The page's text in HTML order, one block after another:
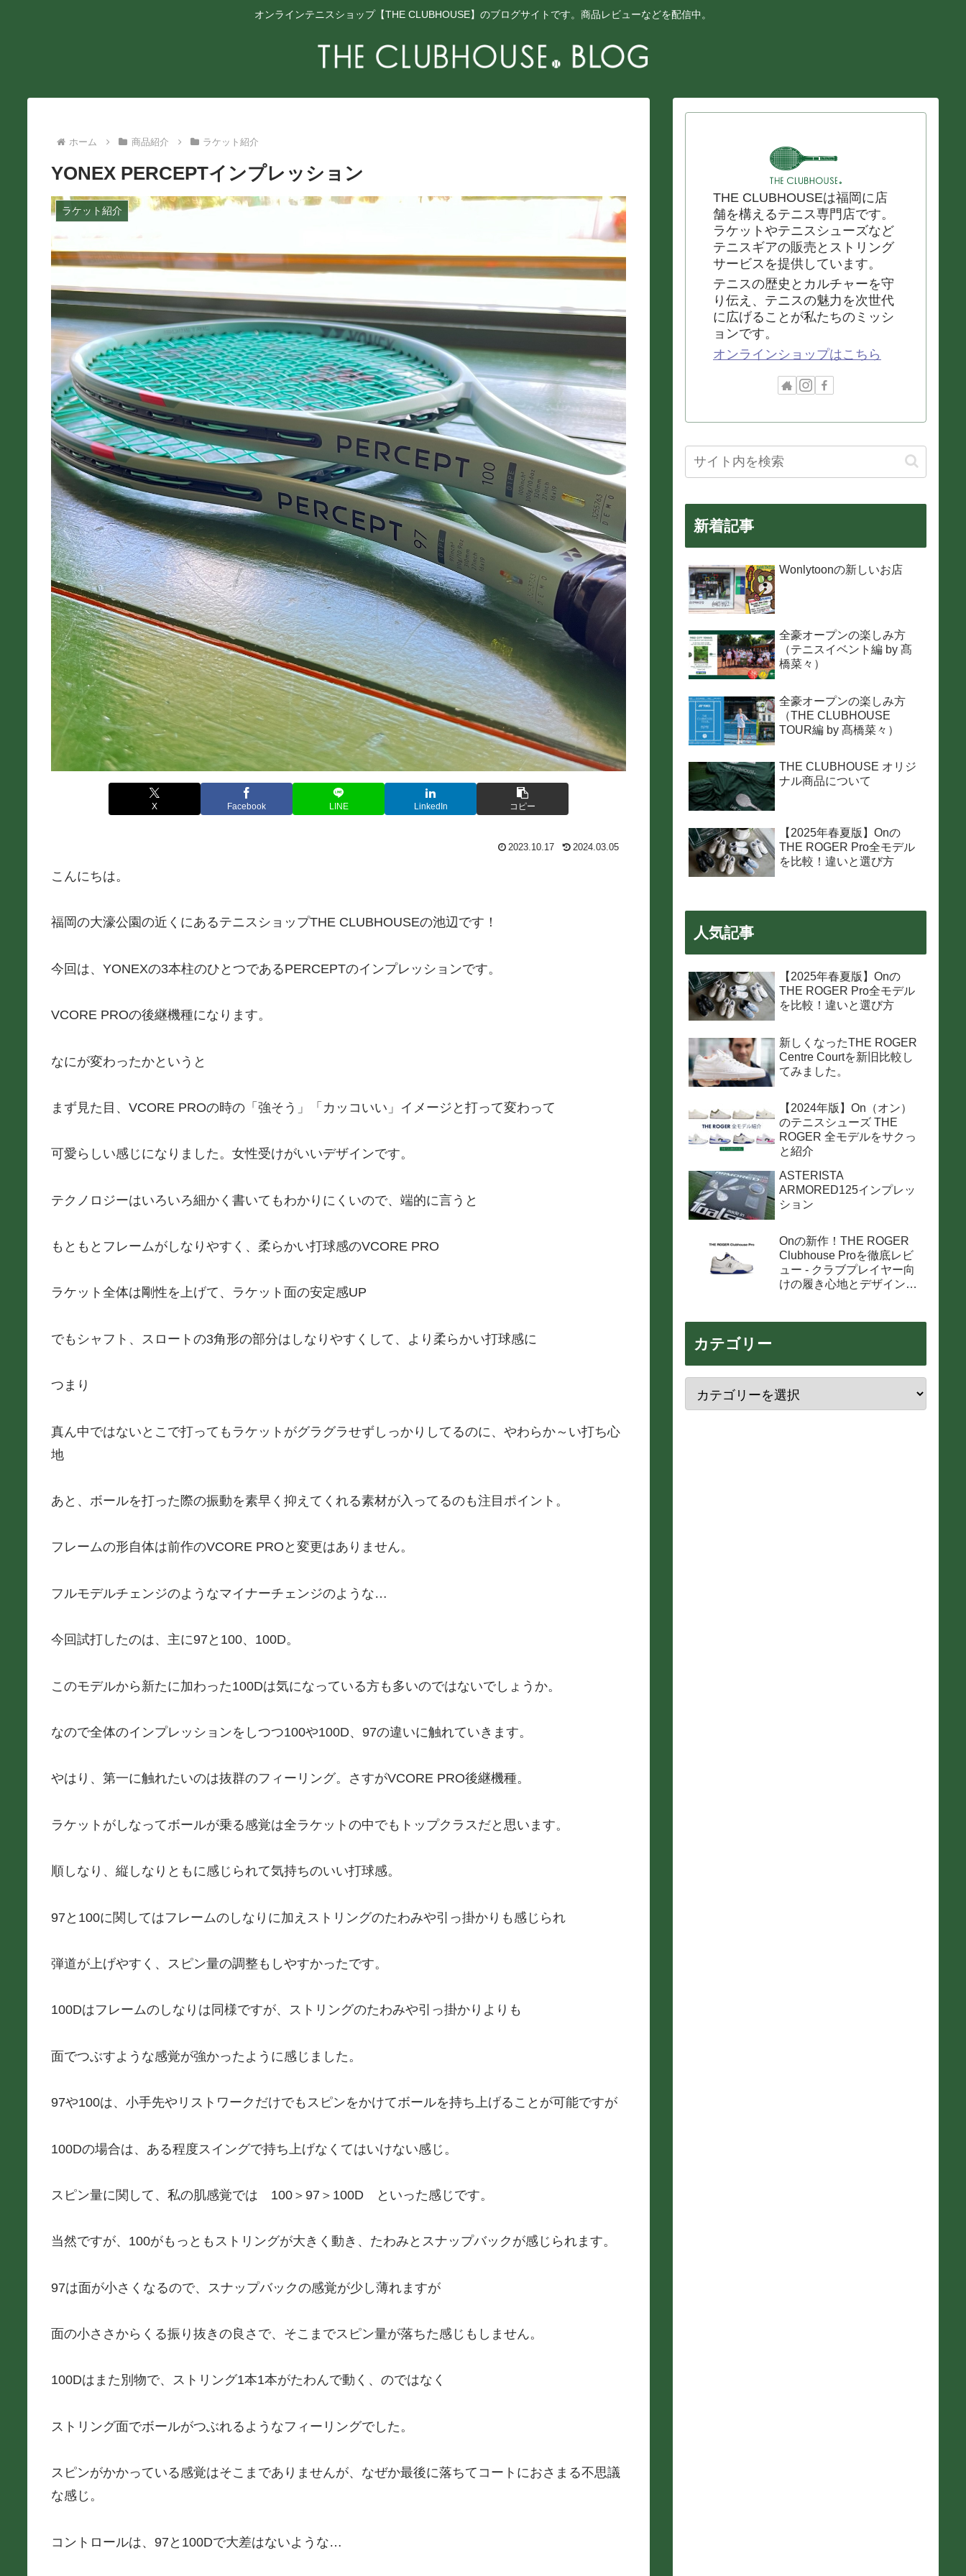
オンラインテニスショップ【THE CLUBHOUSE】のブログサイトです。商品レビューなどを配信中。
ホーム 商品紹介 ラケット紹介
YONEX PERCEPTインプレッション
ラケット紹介
X Facebook LINE LinkedIn コピー
2023.10.17 2024.03.05
こんにちは。
福岡の大濠公園の近くにあるテニスショップTHE CLUBHOUSEの池辺です！
今回は、YONEXの3本柱のひとつであるPERCEPTのインプレッションです。
VCORE PROの後継機種になります。
なにが変わったかというと
まず見た目、VCORE PROの時の「強そう」「カッコいい」イメージと打って変わって
可愛らしい感じになりました。女性受けがいいデザインです。
テクノロジーはいろいろ細かく書いてもわかりにくいので、端的に言うと
もともとフレームがしなりやすく、柔らかい打球感のVCORE PRO
ラケット全体は剛性を上げて、ラケット面の安定感UP
でもシャフト、スロートの3角形の部分はしなりやすくして、より柔らかい打球感に
つまり
真ん中ではないとこで打ってもラケットがグラグラせずしっかりしてるのに、やわらか～い打ち心
地
あと、ボールを打った際の振動を素早く抑えてくれる素材が入ってるのも注目ポイント。
フレームの形自体は前作のVCORE PROと変更はありません。
フルモデルチェンジのようなマイナーチェンジのような…
今回試打したのは、主に97と100、100D。
このモデルから新たに加わった100Dは気になっている方も多いのではないでしょうか。
なので全体のインプレッションをしつつ100や100D、97の違いに触れていきます。
やはり、第一に触れたいのは抜群のフィーリング。さすがVCORE PRO後継機種。
ラケットがしなってボールが乗る感覚は全ラケットの中でもトップクラスだと思います。
順しなり、縦しなりともに感じられて気持ちのいい打球感。
97と100に関してはフレームのしなりに加えストリングのたわみや引っ掛かりも感じられ
弾道が上げやすく、スピン量の調整もしやすかったです。
100Dはフレームのしなりは同様ですが、ストリングのたわみや引っ掛かりよりも
面でつぶすような感覚が強かったように感じました。
97や100は、小手先やリストワークだけでもスピンをかけてボールを持ち上げることが可能ですが
100Dの場合は、ある程度スイングで持ち上げなくてはいけない感じ。
スピン量に関して、私の肌感覚では 100＞97＞100D といった感じです。
当然ですが、100がもっともストリングが大きく動き、たわみとスナップバックが感じられます。
97は面が小さくなるので、スナップバックの感覚が少し薄れますが
面の小ささからくる振り抜きの良さで、そこまでスピン量が落ちた感じもしません。
100Dはまた別物で、ストリング1本1本がたわんで動く、のではなく
ストリング面でボールがつぶれるようなフィーリングでした。
スピンがかかっている感覚はそこまでありませんが、なぜか最後に落ちてコートにおさまる不思議
な感じ。
コントロールは、97と100Dで大差はないような…
THE CLUBHOUSEは福岡に店
舗を構えるテニス専門店です。
ラケットやテニスシューズなど
テニスギアの販売とストリング
サービスを提供しています。
テニスの歴史とカルチャーを守
り伝え、テニスの魅力を次世代
に広げることが私たちのミッシ
ョンです。
オンラインショップはこちら
新着記事
Wonlytoonの新しいお店
全豪オープンの楽しみ方
（テニスイベント編 by 髙
橋菜々）
全豪オープンの楽しみ方
（THE CLUBHOUSE
TOUR編 by 髙橋菜々）
THE CLUBHOUSE オリジ
ナル商品について
【2025年春夏版】Onの
THE ROGER Pro全モデル
を比較！違いと選び方
人気記事
【2025年春夏版】Onの
THE ROGER Pro全モデル
を比較！違いと選び方
新しくなったTHE ROGER
Centre Courtを新旧比較し
てみました。
【2024年版】On（オン）
のテニスシューズ THE
ROGER 全モデルをサクっ
と紹介
ASTERISTA
ARMORED125インプレッ
ション
Onの新作！THE ROGER
Clubhouse Proを徹底レビ
ュー - クラブプレイヤー向
けの履き心地とデザインの
カテゴリー